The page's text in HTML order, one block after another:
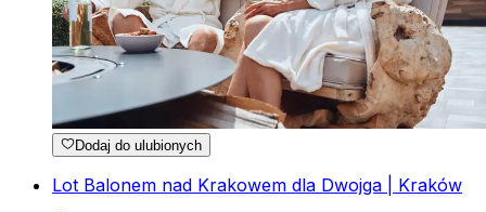
Dodaj do ulubionych
Lot Balonem nad Krakowem dla Dwojga | Kraków